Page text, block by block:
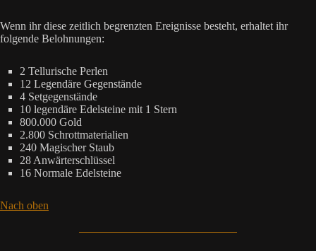
Wenn ihr diese zeitlich begrenzten Ereignisse besteht, erhaltet ihr
folgende Belohnungen:
2 Tellurische Perlen
12 Legendäre Gegenstände
4 Setgegenstände
10 legendäre Edelsteine mit 1 Stern
800.000 Gold
2.800 Schrottmaterialien
240 Magischer Staub
28 Anwärterschlüssel
16 Normale Edelsteine
Nach oben